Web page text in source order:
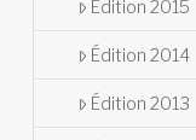
Édition 2015
Édition 2014
Édition 2013